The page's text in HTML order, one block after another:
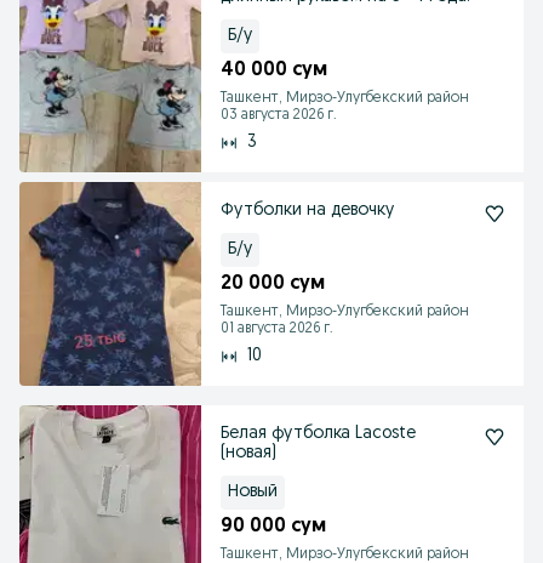
Б/у
40 000 сум
Ташкент, Мирзо-Улугбекский район
03 августа 2026 г.
3
Футболки на девочку
Б/у
20 000 сум
Ташкент, Мирзо-Улугбекский район
01 августа 2026 г.
10
Белая футболка Lacoste
(новая)
Новый
90 000 сум
Ташкент, Мирзо-Улугбекский район